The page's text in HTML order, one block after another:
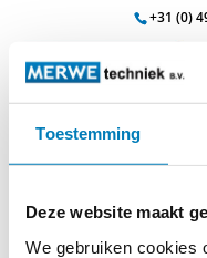
Toestemming
Deze website maakt
We gebruiken cookies
+31 (0)
Veelzijdig in